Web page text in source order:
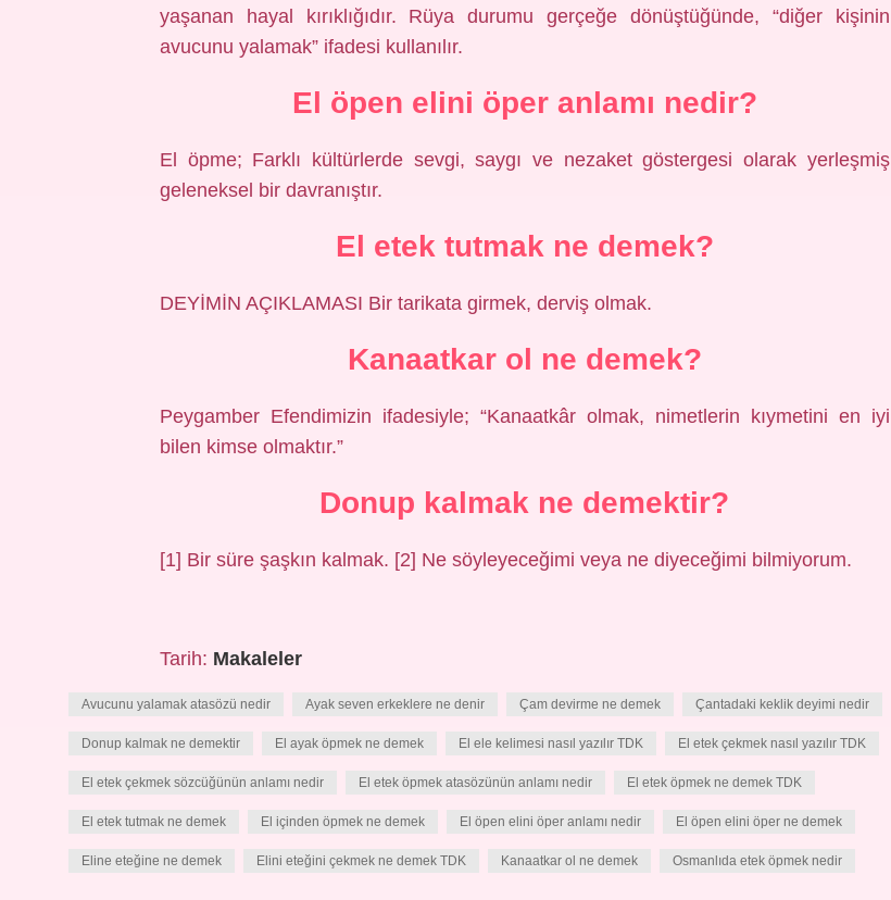
yaşanan hayal kırıklığıdır. Rüya durumu gerçeğe dönüştüğünde, “diğer kişinin
avucunu yalamak” ifadesi kullanılır.
El öpen elini öper anlamı nedir?
El öpme; Farklı kültürlerde sevgi, saygı ve nezaket göstergesi olarak yerleşmiş
geleneksel bir davranıştır.
El etek tutmak ne demek?
DEYİMİN AÇIKLAMASI Bir tarikata girmek, derviş olmak.
Kanaatkar ol ne demek?
Peygamber Efendimizin ifadesiyle; “Kanaatkâr olmak, nimetlerin kıymetini en iyi
bilen kimse olmaktır.”
Donup kalmak ne demektir?
[1] Bir süre şaşkın kalmak. [2] Ne söyleyeceğimi veya ne diyeceğimi bilmiyorum.
Tarih: Makaleler
Avucunu yalamak atasözü nedir Ayak seven erkeklere ne denir Çam devirme ne demek Çantadaki keklik deyimi nedir
Donup kalmak ne demektir El ayak öpmek ne demek El ele kelimesi nasıl yazılır TDK El etek çekmek nasıl yazılır TDK
El etek çekmek sözcüğünün anlamı nedir El etek öpmek atasözünün anlamı nedir El etek öpmek ne demek TDK
El etek tutmak ne demek El içinden öpmek ne demek El öpen elini öper anlamı nedir El öpen elini öper ne demek
Eline eteğine ne demek Elini eteğini çekmek ne demek TDK Kanaatkar ol ne demek Osmanlıda etek öpmek nedir